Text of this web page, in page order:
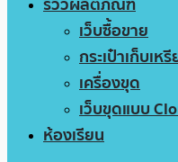
เว็บซื้อขาย
กระเป๋าเก็บเห
เครื่องขุด
เว็บขุดแบบ
ห้องเรียน